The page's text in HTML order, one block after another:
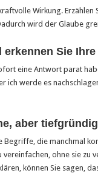
Wirkung.
wird der Glaube
Sie Ihre
eine Antwort parat
ich werde es
aber
die manchmal
ohne sie zu
können Sie sagen,